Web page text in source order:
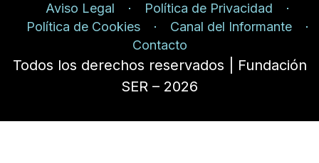
Aviso Legal
Política de Privacidad
Política de Cookies
Canal del Informante
Contacto
Todos los derechos reservados | Fundación
SER – 2026